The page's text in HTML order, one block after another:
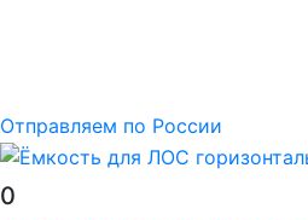
Отправляем по России
0